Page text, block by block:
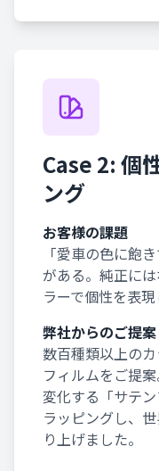
Case 2: 個
ング
お客様の課題
「愛車の色に飽
がある。純正に
ラーで個性を表現
弊社からのご提案
数百種類以上の
フィルムをご提
変化する「サテ
ラッピングし、
り上げました。